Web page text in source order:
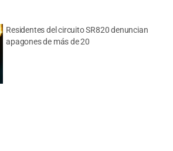
Residentes del circuito SR820 denuncian
apagones de más de 20